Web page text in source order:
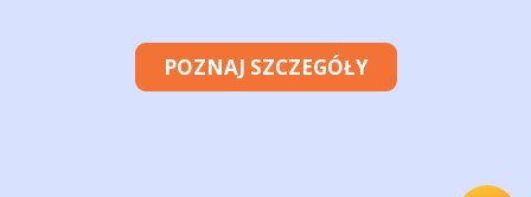
POZNAJ SZCZEGÓŁY